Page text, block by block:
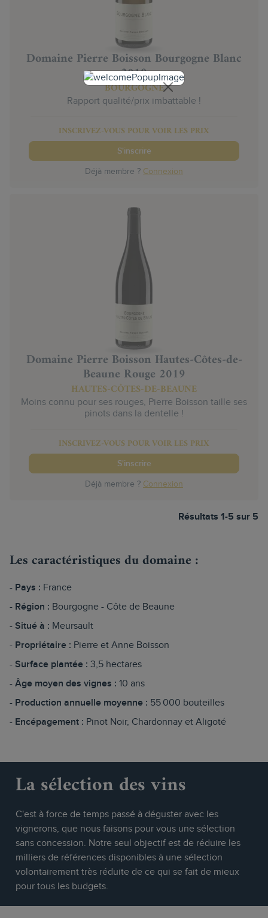
Domaine Pierre Boisson Bourgogne Blanc
2019
BOURGOGNE
Rapport qualité/prix imbattable !
INSCRIVEZ-VOUS POUR VOIR LES PRIX
S'inscrire
Déjà membre ? Connexion
Domaine Pierre Boisson Hautes-Côtes-de-
Beaune Rouge 2019
HAUTES-CÔTES-DE-BEAUNE
Moins connu pour ses rouges, Pierre Boisson taille ses
pinots dans la dentelle !
INSCRIVEZ-VOUS POUR VOIR LES PRIX
S'inscrire
Déjà membre ? Connexion
Résultats 1-5 sur 5
Les caractéristiques du domaine :
Pays : France
Région : Bourgogne - Côte de Beaune
Situé à : Meursault
Propriétaire : Pierre et Anne Boisson
Surface plantée : 3,5 hectares
Âge moyen des vignes : 10 ans
Production annuelle moyenne : 55 000 bouteilles
Encépagement : Pinot Noir, Chardonnay et Aligoté
La sélection des vins
C'est à force de temps passé à déguster avec les
vignerons, que nous faisons pour vous une sélection
sans concession. Notre seul objectif est de réduire les
milliers de références disponibles à une sélection
volontairement très réduite de ce qui se fait de mieux
pour tous les budgets.